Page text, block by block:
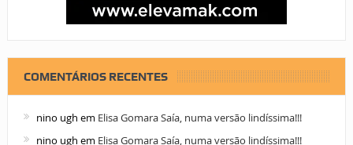
COMENTÁRIOS RECENTES
nino ugh em Elisa Gomara Saía, numa versão lindíssima!!!
nino ugh em Elisa Gomara Saía, numa versão lindíssima!!!